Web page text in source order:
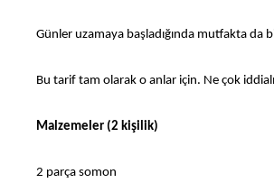
Günler uzamaya başladığında mutfakta
Bu tarif tam olarak o anlar için. Ne çok
Malzemeler (2 kişilik)
2 parça somon